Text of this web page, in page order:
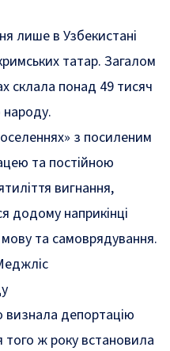
лише в Узбекистані
татар. Загалом
склала понад 49 тисяч
з посиленим
та постійною
вигнання,
додому наприкінці
та самоврядування.
визнала депортацію
того ж року встановила